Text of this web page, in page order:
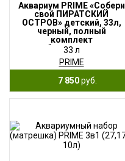
Аквариум PRIME «Собери
свой ПИРАТСКИЙ
ОСТРОВ» детский, 33л,
черный, полный
комплект
с оборудованием
и декорациями
33 л
PRIME
7 850руб.